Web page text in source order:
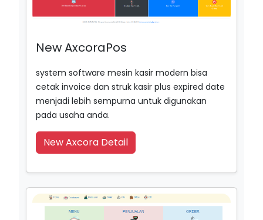
New AxcoraPos
system software mesin kasir modern bisa
cetak invoice dan struk kasir plus expired date
menjadi lebih sempurna untuk digunakan
pada usaha anda.
New Axcora Detail